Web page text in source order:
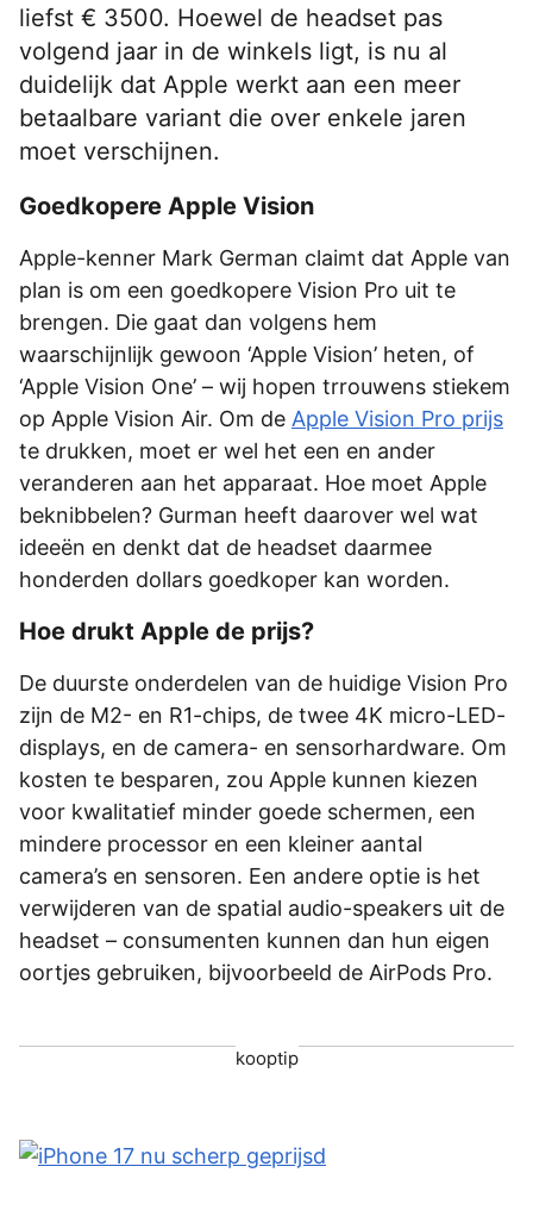
liefst € 3500. Hoewel de headset pas
volgend jaar in de winkels ligt, is nu al
duidelijk dat Apple werkt aan een meer
betaalbare variant die over enkele jaren
moet verschijnen.
Goedkopere Apple Vision
Apple-kenner Mark German claimt dat Apple van
plan is om een goedkopere Vision Pro uit te
brengen. Die gaat dan volgens hem
waarschijnlijk gewoon ‘Apple Vision’ heten, of
‘Apple Vision One’ – wij hopen trrouwens stiekem
op Apple Vision Air. Om de Apple Vision Pro prijs
te drukken, moet er wel het een en ander
veranderen aan het apparaat. Hoe moet Apple
beknibbelen? Gurman heeft daarover wel wat
ideeën en denkt dat de headset daarmee
honderden dollars goedkoper kan worden.
Hoe drukt Apple de prijs?
De duurste onderdelen van de huidige Vision Pro
zijn de M2- en R1-chips, de twee 4K micro-LED-
displays, en de camera- en sensorhardware. Om
kosten te besparen, zou Apple kunnen kiezen
voor kwalitatief minder goede schermen, een
mindere processor en een kleiner aantal
camera’s en sensoren. Een andere optie is het
verwijderen van de spatial audio-speakers uit de
headset – consumenten kunnen dan hun eigen
oortjes gebruiken, bijvoorbeeld de AirPods Pro.
kooptip